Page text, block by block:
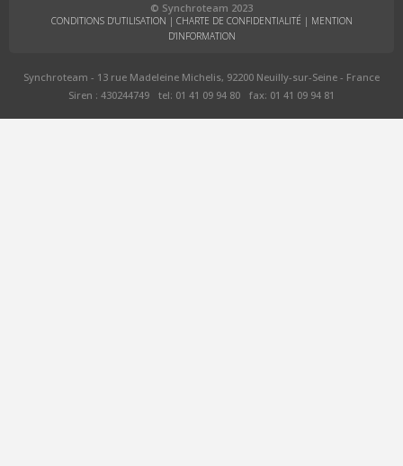
© Synchroteam 2023
CONDITIONS D’UTILISATION | CHARTE DE CONFIDENTIALITÉ | MENTION
D’INFORMATION
Synchroteam - 13 rue Madeleine Michelis, 92200 Neuilly-sur-Seine - France
Siren : 430244749
tel: 01 41 09 94 80 fax: 01 41 09 94 81